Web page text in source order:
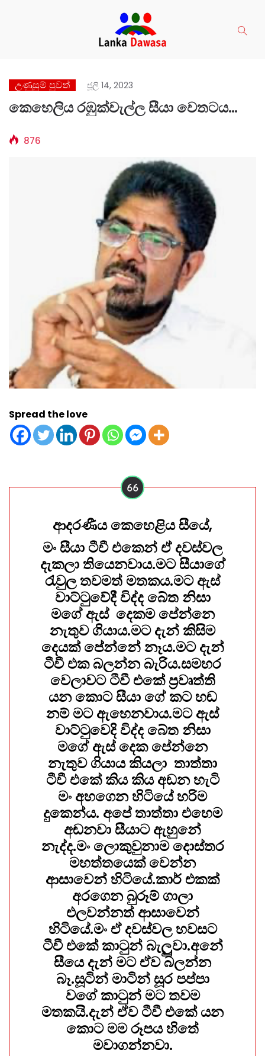
උණුසුම් පුවත් ජූලි 14, 2023
කෙහෙලිය රඹුක්වැල්ල සීයා වෙතටය…
876
Spread the love
ආදරණීය කෙහෙළිය සීයේ,
මං සීයා ටීවී එකෙන් ඒ දවස්වල
දැකලා තියෙනවාය.මට සීයාගේ
රැවුල තවමත් මතකය.මට ඇස්
වාට්ටුවේදී විද්ද බේත නිසා
මගේ ඇස් දෙකම පේන්නෙ
නැතුව ගියාය.මට දැන් කිසිම
දෙයක් පේන්නේ නෑය.මට දැන්
ටීවී එක බලන්න බැරිය.සමහර
වෙලාවට ටීවී එකේ ප්‍රවෘත්ති
යන කොට සීයා⁣ ගේ කට හඬ
නම් මට ඇහෙනවාය.මට ඇස්
වාට්ටුවෙදි විද්ද බේත නිසා
මගේ ඇස් දෙක පේන්නෙ
නැතුව ගියාය කියලා තාත්තා
ටීවී එකේ කිය කිය අඬන හැටි
මං අහගෙන හිටියේ හරිම
දුකෙන්ය. අපේ තාත්තා එහෙම
අඬනවා සීයාට ඇහුනේ
නැද්ද.මං ලොකුවුනාම දොස්තර
මහත්තයෙක් වෙන්න
ආසාවෙන් හිටියේ.කාර් එකක්
අරගෙන බුරූම් ගාලා
එලවන්නත් ආසාවෙන්
හිටියේ.මං ඒ දවස්වල හවසට
ටීවී එකේ කාටුන් බැලුුවා.අනේ
සීයෙ දැන් මට ඒව බලන්න
බෑ.සූටින් මාටින් සූර පප්පා
වගේ කාටුන් මට තවම
මතකයි.දැන් ඒව ටීවී එකේ යන
කොට මම රූපය හිතේ
මවාගන්නවා.